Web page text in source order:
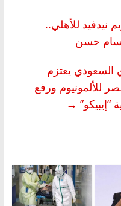
نيدفيد للأهلي..
حسن
السعودي يعتزم
للألمونيوم ورفع
→